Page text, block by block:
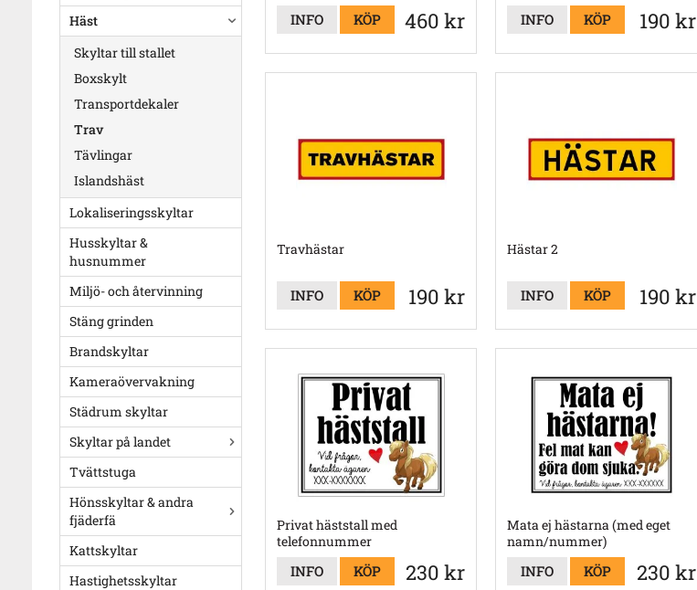
Häst
Skyltar till stallet
Boxskylt
Transportdekaler
Trav
Tävlingar
Islandshäst
Lokaliseringsskyltar
Husskyltar &
husnummer
Miljö- och återvinning
Stäng grinden
Brandskyltar
Kameraövervakning
Städrum skyltar
Skyltar på landet
Tvättstuga
Hönsskyltar & andra
fjäderfä
Kattskyltar
Hastighetsskyltar
460 kr
INFO KÖP 190 kr
INFO KÖP
Travhästar
190 kr
INFO KÖP
Hästar 2
190 kr
INFO KÖP
Privat häststall med
telefonnummer
230 kr
INFO KÖP
Mata ej hästarna (med eget
namn/nummer)
230 kr
INFO KÖP